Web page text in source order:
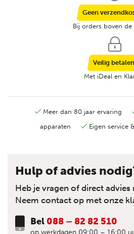
Geen
Bij orders boven de
Veilig betalen
Met iDeal en
Meer dan 80 jaar ervaring
apparaten
Eigen service
Hulp of advies
Heb je vragen of direct advies
Neem contact op met onze
Bel 088 – 82 82 510